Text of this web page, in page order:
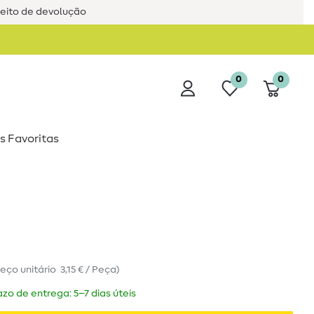
de devolução
0 0
Favoritas
unitário 3,15 € / Peça)
de entrega: 5–7 dias úteis